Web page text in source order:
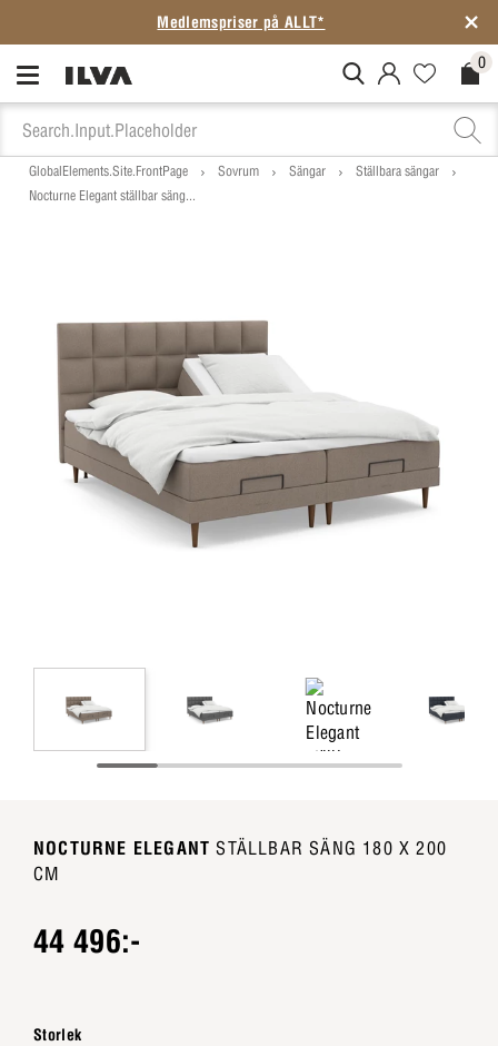
Medlemspriser på ALLT*
MitIlva.Login 0
GlobalElements.Site.FrontPage Sovrum Sängar
Ställbara sängar
Nocturne Elegant ställbar säng...
NOCTURNE ELEGANT STÄLLBAR SÄNG 180 X 200
CM
44 496:-
Storlek